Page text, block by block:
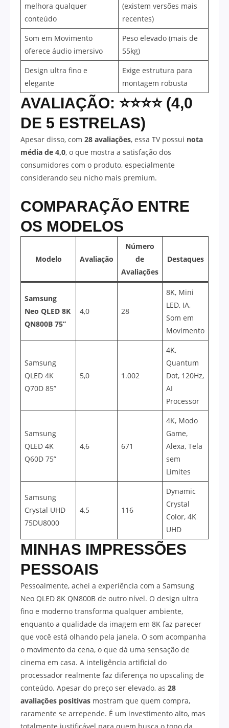
melhora qualquer
conteúdo
(existem versões mais
recentes)
Som em Movimento
oferece áudio imersivo
Peso elevado (mais de
55kg)
Design ultra fino e
elegante
Exige estrutura para
montagem robusta
AVALIAÇÃO: ⭐⭐⭐⭐ (4,0
DE 5 ESTRELAS)
Apesar disso, com 28 avaliações, essa TV possui nota
média de 4,0, o que mostra a satisfação dos
consumidores com o produto, especialmente
considerando seu nicho mais premium.
COMPARAÇÃO ENTRE
OS MODELOS
Modelo Avaliação
Número
de
Avaliações
Destaques
Samsung
Neo QLED 8K
QN800B 75”
4,0 28
8K, Mini
LED, IA,
Som em
Movimento
Samsung
QLED 4K
Q70D 85”
5,0 1.002
4K,
Quantum
Dot, 120Hz,
AI
Processor
Samsung
QLED 4K
Q60D 75”
4,6 671
4K, Modo
Game,
Alexa, Tela
sem
Limites
Samsung
Crystal UHD
75DU8000
4,5 116
Dynamic
Crystal
Color, 4K
UHD
MINHAS IMPRESSÕES
PESSOAIS
Pessoalmente, achei a experiência com a Samsung
Neo QLED 8K QN800B de outro nível. O design ultra
fino e moderno transforma qualquer ambiente,
enquanto a qualidade da imagem em 8K faz parecer
que você está olhando pela janela. O som acompanha
o movimento da cena, o que dá uma sensação de
cinema em casa. A inteligência artificial do
processador realmente faz diferença no upscaling de
conteúdo. Apesar do preço ser elevado, as 28
avaliações positivas mostram que quem compra,
raramente se arrepende. É um investimento alto, mas
totalmente justificável para quem busca o topo da